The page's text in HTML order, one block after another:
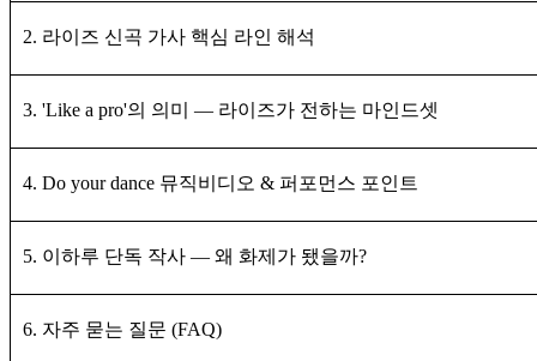
2. 라이즈 신곡 가사 핵심 라인 해석
3. 'Like a pro'의 의미 — 라이즈가 전하는 마인드셋
4. Do your dance 뮤직비디오 & 퍼포먼스 포인트
5. 이하루 단독 작사 — 왜 화제가 됐을까?
6. 자주 묻는 질문 (FAQ)